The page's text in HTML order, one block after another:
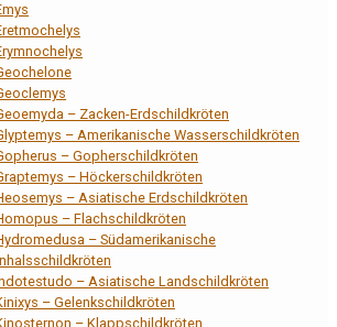
– Zacken-Erdschildkröten
– Amerikanische Wasserschildkröten
– Gopherschildkröten
– Höckerschildkröten
– Asiatische Erdschildkröten
– Flachschildkröten
– Südamerikanische
– Asiatische Landschildkröten
– Gelenkschildkröten
– Klappschildkröten